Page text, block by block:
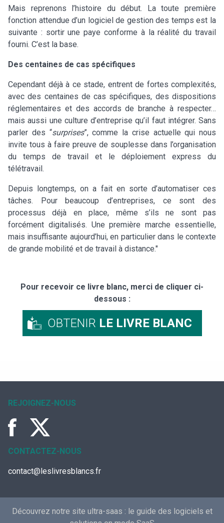
Mais reprenons l’histoire du début. La toute première
fonction attendue d’un logiciel de gestion des temps est la
suivante : sortir une paye conforme à la réalité du travail
fourni. C’est la base.
Des centaines de cas spécifiques
Cependant déjà à ce stade, entrent de fortes complexités,
avec des centaines de cas spécifiques, des dispositions
réglementaires et des accords de branche à respecter…
mais aussi une culture d’entreprise qu’il faut intégrer. Sans
parler des “surprises”, comme la crise actuelle qui nous
invite tous à faire preuve de souplesse dans l’organisation
du temps de travail et le déploiement express du
télétravail.
Depuis longtemps, on a fait en sorte d’automatiser ces
tâches. Pour beaucoup d’entreprises, ce sont des
processus déjà en place, même s’ils ne sont pas
forcément digitalisés. Une première marche essentielle,
mais insuffisante aujourd’hui, en particulier dans le contexte
de grande mobilité et de travail à distance."
Pour recevoir ce livre blanc, merci de cliquer ci-
dessous :
OBTENIR LE LIVRE BLANC
REJOIGNEZ-NOUS
CONTACTEZ-NOUS
contact@leslivresblancs.fr
Découvrez notre site ultra-saas : le guide des logiciels et